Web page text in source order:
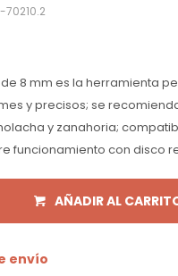
70210.2
8 mm es la herramienta
y precisos; se
y zanahoria;
funcionamiento con disco
AÑADIR AL
envío